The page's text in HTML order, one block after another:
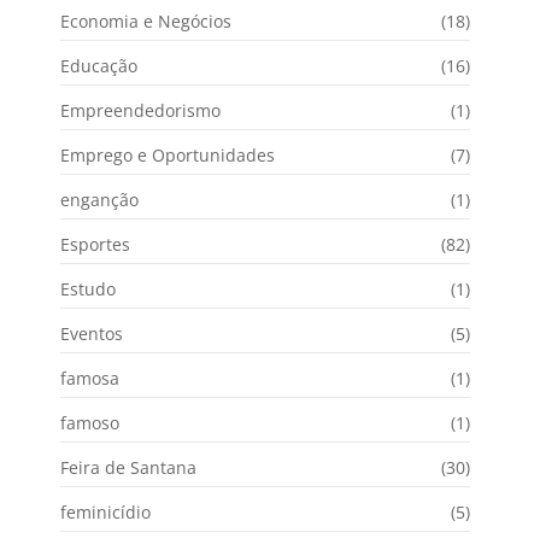
Economia e Negócios
(18)
Educação
(16)
Empreendedorismo
(1)
Emprego e Oportunidades
(7)
enganção
(1)
Esportes
(82)
Estudo
(1)
Eventos
(5)
famosa
(1)
famoso
(1)
Feira de Santana
(30)
feminicídio
(5)